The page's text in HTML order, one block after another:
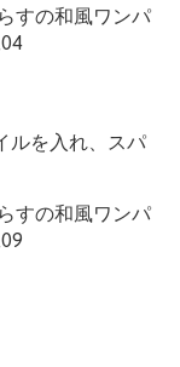
ルを入れ、スパ